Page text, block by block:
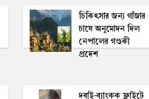
চিকিৎসার জন্য গাঁজার
চাষে অনুমোদন দিল
নেপালের গণ্ডকী
প্রদেশ
দুবাই-ব্যাংকক ফ্লাইটে